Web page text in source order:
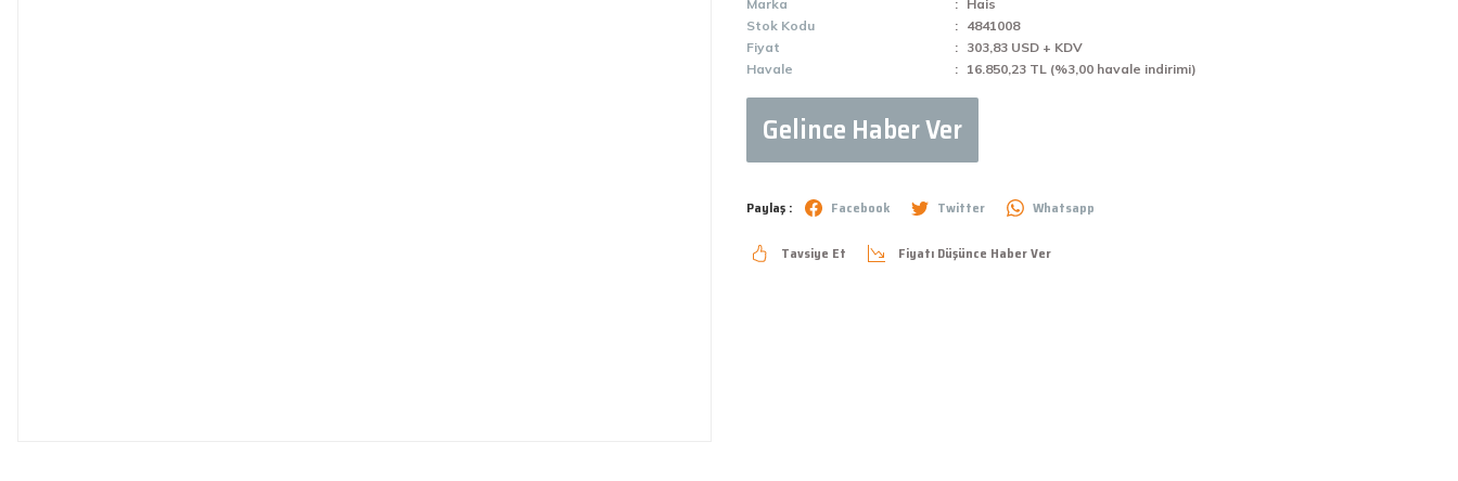
Marka
Hais
Stok Kodu
4841008
Fiyat
303,83 USD + KDV
Havale
16.850,23 TL (%3,00 havale indirimi)
Gelince Haber Ver
Paylaş : Facebook Twitter Whatsapp
Tavsiye Et Fiyatı Düşünce Haber Ver